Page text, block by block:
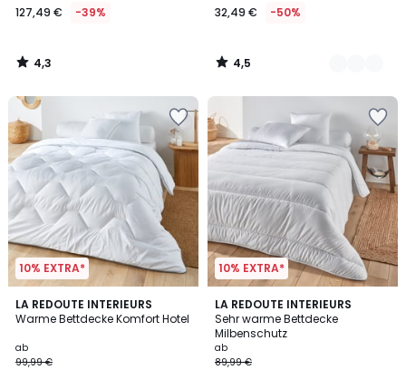
127,49 € -39%
4,3
/
32,49 € -50%
4,5
/
10% EXTRA*
LA REDOUTE INTERIEURS
Warme Bettdecke Komfort Hotel
ab
99,99 €
4,8
/ 5
10% EXTRA*
LA REDOUTE INTERIEURS
Sehr warme Bettdecke
Milbenschutz
ab
89,99 €
4,8
/ 5